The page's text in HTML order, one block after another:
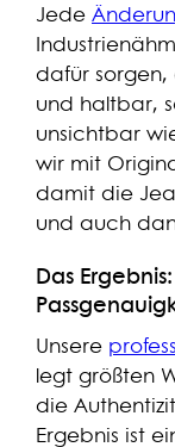
Jede
dafür sorgen,
und haltbar,
unsichtbar
wir mit
damit die
und auch
Das
Unsere
legt größten
die
Ergebnis ist